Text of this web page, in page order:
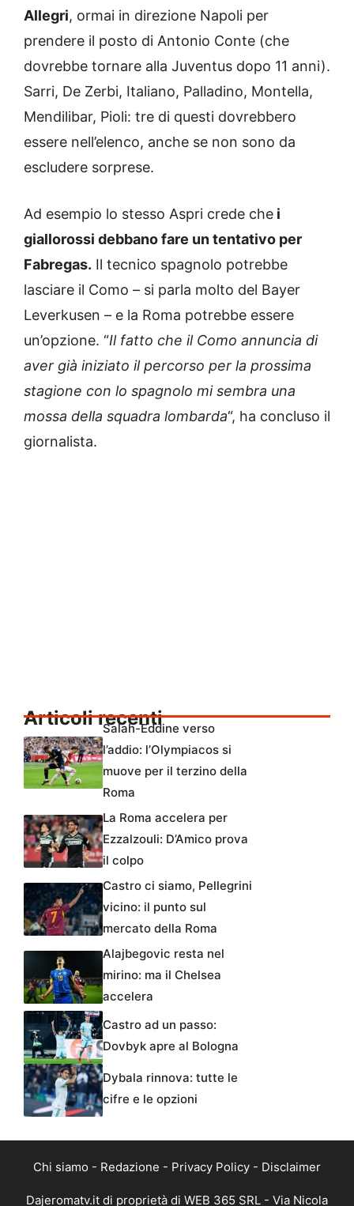
Allegri, ormai in direzione Napoli per
prendere il posto di Antonio Conte (che
dovrebbe tornare alla Juventus dopo 11 anni).
Sarri, De Zerbi, Italiano, Palladino, Montella,
Mendilibar, Pioli: tre di questi dovrebbero
essere nell’elenco, anche se non sono da
escludere sorprese.
Ad esempio lo stesso Aspri crede che i
giallorossi debbano fare un tentativo per
Fabregas. Il tecnico spagnolo potrebbe
lasciare il Como – si parla molto del Bayer
Leverkusen – e la Roma potrebbe essere
un’opzione. “Il fatto che il Como annuncia di
aver già iniziato il percorso per la prossima
stagione con lo spagnolo mi sembra una
mossa della squadra lombarda“, ha concluso il
giornalista.
Articoli recenti
Salah-Eddine verso
l’addio: l’Olympiacos si
muove per il terzino della
Roma
La Roma accelera per
Ezzalzouli: D’Amico prova
il colpo
Castro ci siamo, Pellegrini
vicino: il punto sul
mercato della Roma
Alajbegovic resta nel
mirino: ma il Chelsea
accelera
Castro ad un passo:
Dovbyk apre al Bologna
Dybala rinnova: tutte le
cifre e le opzioni
Chi siamo - Redazione - Privacy Policy - Disclaimer
Dajeromatv.it di proprietà di WEB 365 SRL - Via Nicola